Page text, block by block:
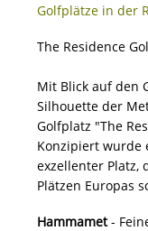
Golfplätze in der
The Residence
Mit Blick auf den
Silhouette der
Golfplatz "The
Konzipiert wurde
exzellenter Platz,
Plätzen Europas
Hammamet-